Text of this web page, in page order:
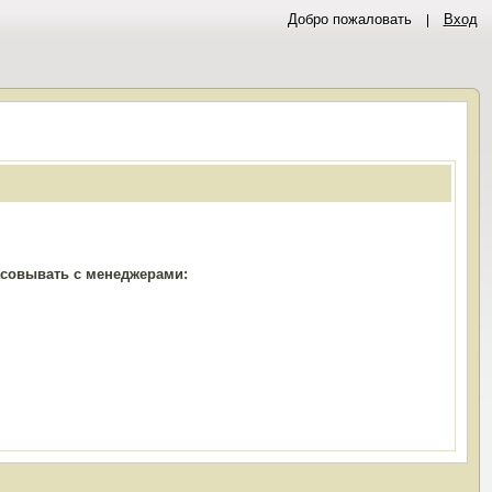
Добро пожаловать Вход
с менеджерами: